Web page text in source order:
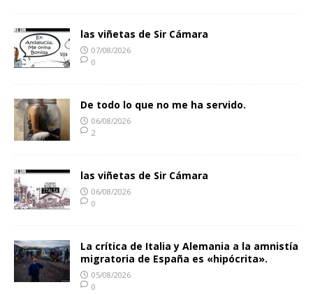
las viñetas de Sir Cámara
07/08/2026
0
De todo lo que no me ha servido.
06/08/2026
2
las viñetas de Sir Cámara
06/08/2026
0
La crítica de Italia y Alemania a la amnistía
migratoria de España es «hipócrita».
05/08/2026
0